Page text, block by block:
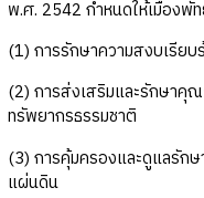
พ.ศ. 2542 กำหนดให้เมืองพั
(1) การรักษาความสงบเรียบ
(2) การส่งเสริมและรักษาคุ
ทรัพยากรธรรมชาติ
(3) การคุ้มครองและดูแลรั
แผ่นดิน